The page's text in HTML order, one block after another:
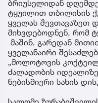
ბრიუსელიდან
ტყუილით თბილისის
ყველას შევთავაზეთ
მიხვდებოდნენ, რომ
მაშინ, გარედან
ყველანაირი
„მოლოტოვის
ძალადობის
ნებისმიერი სახის